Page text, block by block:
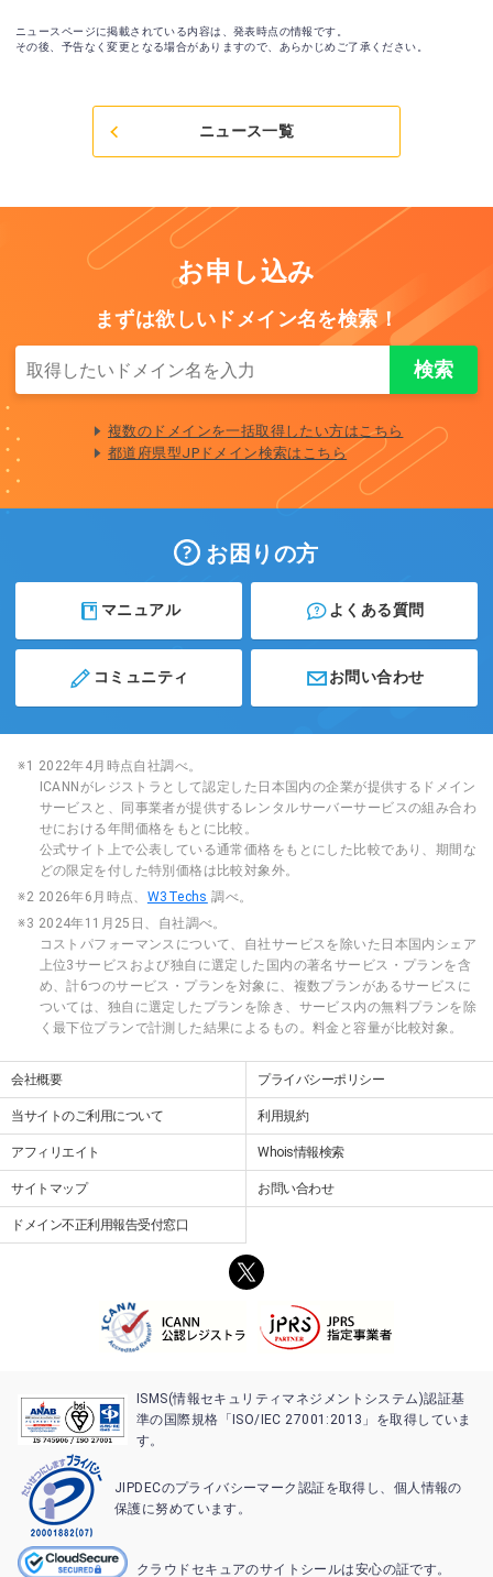
ニュースページに掲載されている内容は、発表時点の情報です。
その後、予告なく変更となる場合がありますので、あらかじめご了承ください。
ニュース一覧
お申し込み
まずは欲しいドメイン名を検索！
複数のドメインを一括取得したい方はこちら
都道府県型JPドメイン検索はこちら
お困りの方
マニュアル よくある質問
コミュニティ お問い合わせ
※1 2022年4月時点自社調べ。
ICANNがレジストラとして認定した日本国内の企業が提供するドメイン
サービスと、同事業者が提供するレンタルサーバーサービスの組み合わ
せにおける年間価格をもとに比較。
公式サイト上で公表している通常価格をもとにした比較であり、期間な
どの限定を付した特別価格は比較対象外。
※2 2026年6月時点、 W3Techs 調べ。
※3 2024年11月25日、自社調べ。
コストパフォーマンスについて、自社サービスを除いた日本国内シェア
上位3サービスおよび独自に選定した国内の著名サービス・プランを含
め、計6つのサービス・プランを対象に、複数プランがあるサービスに
ついては、独自に選定したプランを除き、サービス内の無料プランを除
く最下位プランで計測した結果によるもの。料金と容量が比較対象。
会社概要 プライバシーポリシー
当サイトのご利用について 利用規約
アフィリエイト Whois情報検索
サイトマップ お問い合わせ
ドメイン不正利用報告受付窓口
ISMS(情報セキュリティマネジメントシステム)認証基
準の国際規格「ISO/IEC 27001:2013」を取得していま
す。
JIPDECのプライバシーマーク認証を取得し、個人情報の
保護に努めています。
クラウドセキュアのサイトシールは安心の証です。